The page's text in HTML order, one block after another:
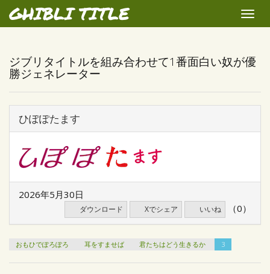
GHIBLI TITLE
Toggle
ジブリタイトルを組み合わせて1番面白い奴が優
勝ジェネレーター
ひぽぽたます
2026年5月30日
ダウンロード Xでシェア いいね （0）
おもひでぽろぽろ 耳をすませば 君たちはどう生きるか 3